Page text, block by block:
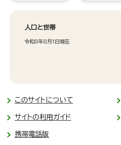
人口と世帯
令和8年8月1日現在
このサイトについて
サイトの利用ガイド
携帯電話版